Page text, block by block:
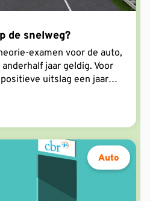
de snelweg?
examen voor de auto,
jaar geldig. Voor
uitslag een jaar
Auto